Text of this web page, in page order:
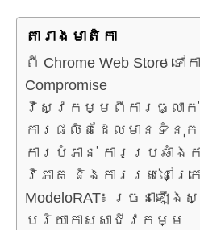
តារាង​មាតិកា
ពី Chrome Web Store ទៅ
Compromise
វិស្វកម្ម​ពី​ការ​ធ្លាក់​ចុ
ការ​ផលិត​ដែល​មាន​ទំនុ
ការបំភាន់ ការប្រឆាំងក
វិភាគ និងការរស់នៅក្រ
ModeloRAT៖ រចនាឡើង
បរិយាកាសសាជីវកម្ម